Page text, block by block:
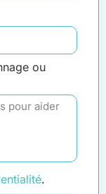
ou
.